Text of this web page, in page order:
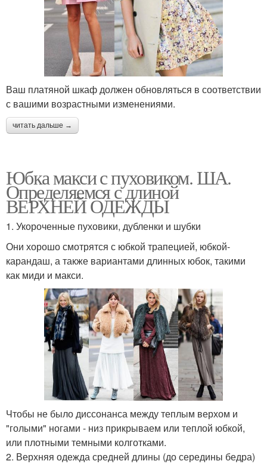
Ваш платяной шкаф должен обновляться в соответствии
с вашими возрастными изменениями.
читать дальше →
Юбка макси с пуховиком. ША.
Определяемся с длиной
ВЕРХНЕЙ ОДЕЖДЫ
1. Укороченные пуховики, дубленки и шубки
Они хорошо смотрятся с юбкой трапецией, юбкой-
карандаш, а также вариантами длинных юбок, такими
как миди и макси.
Чтобы не было диссонанса между теплым верхом и
"голыми" ногами - низ прикрываем или теплой юбкой,
или плотными темными колготками.
2. Верхняя одежда средней длины (до середины бедра)